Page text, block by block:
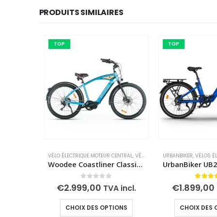
PRODUITS SIMILAIRES
TOP
VÉLO ÉLECTRIQUE MOTEUR CENTRAL,VÉLOS ÉLECTRIQUES ,VÉLOS
Woodee Coastliner Classic | VAE Beachcruiser | Moteur Central | Autonomie jusqu’à 140 km
0out of 5
€2.999,00 TVA incl.
CHOIX DES OPTIONS
Ce produit a plusieurs variations. Les options peuvent être choisies sur la page du produit
TOP
URBANBIKER, VÉLOS
5.00
€1.899,00
CHOIX DES